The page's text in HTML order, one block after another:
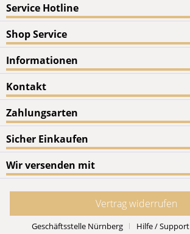
Service Hotline
Shop Service
Informationen
Kontakt
Zahlungsarten
Sicher Einkaufen
Wir versenden mit
Vertrag widerrufen
Geschäftsstelle Nürnberg Hilfe / Support